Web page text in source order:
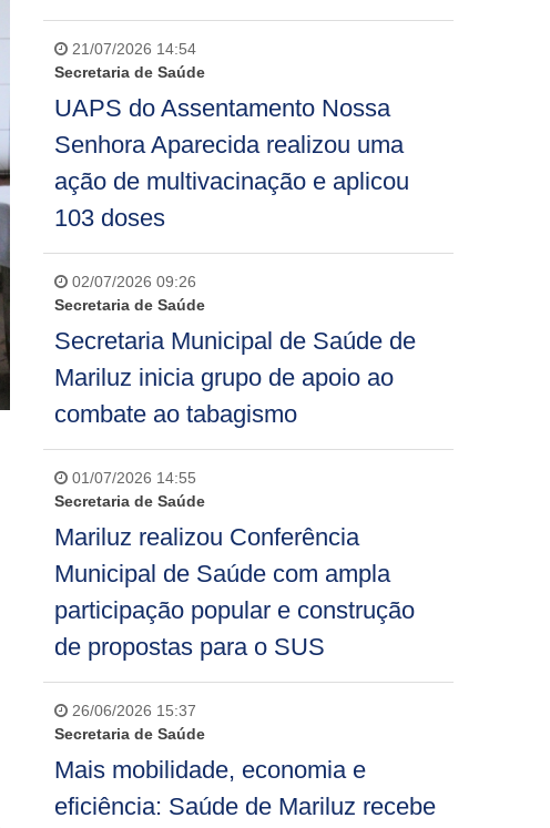
21/07/2026 14:54
Secretaria de Saúde
UAPS do Assentamento Nossa
Senhora Aparecida realizou uma
ação de multivacinação e aplicou
103 doses
02/07/2026 09:26
Secretaria de Saúde
Secretaria Municipal de Saúde de
Mariluz inicia grupo de apoio ao
combate ao tabagismo
01/07/2026 14:55
Secretaria de Saúde
Mariluz realizou Conferência
Municipal de Saúde com ampla
participação popular e construção
de propostas para o SUS
26/06/2026 15:37
Secretaria de Saúde
Mais mobilidade, economia e
eficiência: Saúde de Mariluz recebe